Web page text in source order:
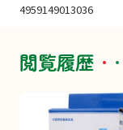
4959149013036
閲覧履歴